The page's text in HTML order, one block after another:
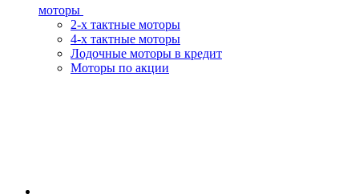
моторы
2-х тактные моторы
4-х тактные моторы
Лодочные моторы в кредит
Моторы по акции